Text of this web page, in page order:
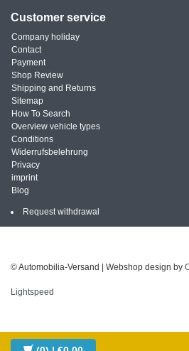
Customer service
Company holiday
Contact
Payment
Shop Review
Shipping and Returns
Sitemap
How To Search
Overview vehicle types
Conditions
Widerrufsbelehrung
Privacy
imprint
Blog
Request withdrawal
© Automobilia-Versand | Webshop design by
Lightspeed